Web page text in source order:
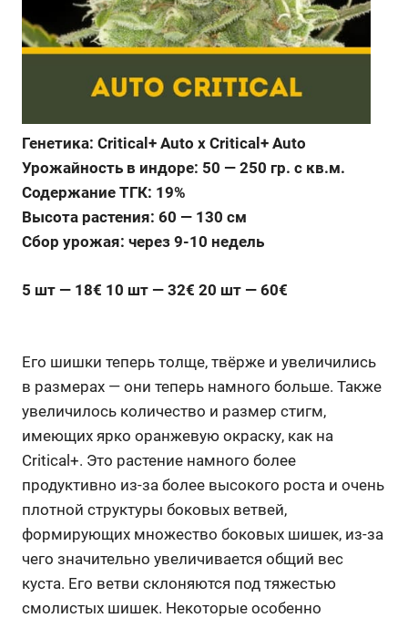
Генетика: Critical+ Auto x Critical+ Auto
Урожайность в индоре: 50 — 250 гр. с кв.м.
Содержание ТГК: 19%
Высота растения: 60 — 130 см
Сбор урожая: через 9-10 недель
5 шт — 18€ 10 шт — 32€ 20 шт — 60€
Его шишки теперь толще, твёрже и увеличились
в размерах — они теперь намного больше. Также
увеличилось количество и размер стигм,
имеющих ярко оранжевую окраску, как на
Critical+. Это растение намного более
продуктивно из-за более высокого роста и очень
плотной структуры боковых ветвей,
формирующих множество боковых шишек, из-за
чего значительно увеличивается общий вес
куста. Его ветви склоняются под тяжестью
смолистых шишек. Некоторые особенно